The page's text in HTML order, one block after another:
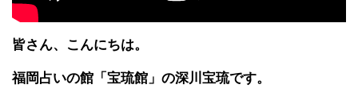
皆さん、こんにちは。
福岡占いの館「宝琉館」の深川宝琉です。